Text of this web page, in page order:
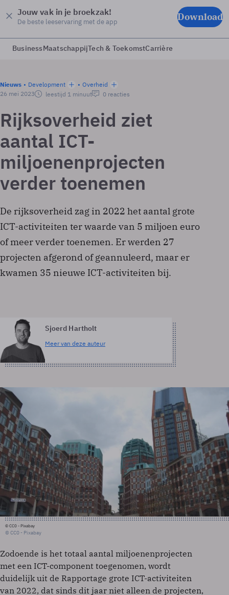
Jouw vak in je broekzak!
De beste leeservaring met de app Download
BusinessMaatschappijTech & ToekomstCarrière
Nieuws Development
Overheid
26 mei 2023
leestijd 1 minuut 0 reacties
Rijksoverheid ziet
aantal ICT-
miljoenenprojecten
verder toenemen
De rijksoverheid zag in 2022 het aantal grote
ICT-activiteiten ter waarde van 5 miljoen euro
of meer verder toenemen. Er werden 27
projecten afgerond of geannuleerd, maar er
kwamen 35 nieuwe ICT-activiteiten bij.
Sjoerd Hartholt
Meer van deze auteur
© CC0 - Pixabay
© CC0 - Pixabay
Zodoende is het totaal aantal miljoenenprojecten
met een ICT-component toegenomen, wordt
duidelijk uit de Rapportage grote ICT-activiteiten
van 2022, dat sinds dit jaar niet alleen de projecten,